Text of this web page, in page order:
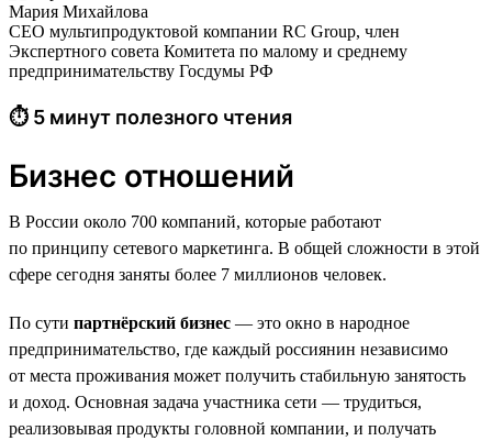
Мария Михайлова
CEO мультипродуктовой компании RC Group, член
Экспертного совета Комитета по малому и среднему
предпринимательству Госдумы РФ
⏱ 5 минут полезного чтения
Бизнес отношений
В России около 700 компаний, которые работают
по принципу сетевого маркетинга. В общей сложности в этой
сфере сегодня заняты более 7 миллионов человек.
По сути партнёрский бизнес — это окно в народное
предпринимательство, где каждый россиянин независимо
от места проживания может получить стабильную занятость
и доход. Основная задача участника сети — трудиться,
реализовывая продукты головной компании, и получать